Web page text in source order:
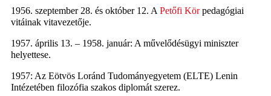
1956. szeptember 28. és október 12. A Petőfi Körpedagógiai
vitáinak vitavezetője.
1957. április 13. – 1958. január: A művelődésügyi miniszter
helyettese.
1957: Az Eötvös Loránd Tudományegyetem (ELTE) Lenin
Intézetében filozófia szakos diplomát szerez.